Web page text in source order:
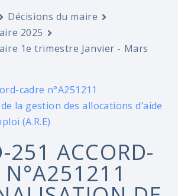
Décisions du maire
2025
1e trimestre Janvier - Mars
cadre n°A251211
la gestion des allocations d’aide
(A.R.E)
251 ACCORD-
N°A251211